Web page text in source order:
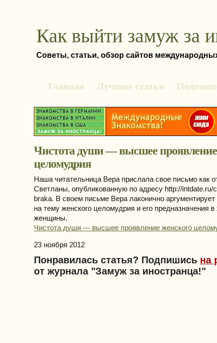
Как выйти замуж за
Советы, статьи, обзор сайтов
Главная Лучшие статьи
Чистота души — высшее проявление
целомудрия
Наша читательница Вера прислала свое письмо как
Светланы, опубликованную по адресу http://intdate.ru/
braka. В своем письме Вера лаконично
на тему женского целомудрия и его предназначения в
женщины.
Чистота души — высшее проявление женского
23 ноября 2012
Понравилась статья? Подпишись на
от журнала "Замуж за иностранца!"